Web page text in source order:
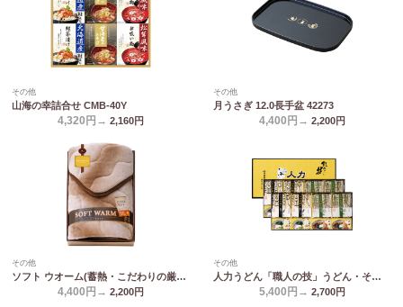
その他
山海の幸詰合せ CMB-40Y
4,320円→ 2,160円
その他
月うさぎ 12.0長手盆 42273
4,400円→ 2,200円
その他
ソフト ウオーム(蓄熱・こだわりの厳選) あったか遠赤 ソフト敷きパット 6440
4,400円→ 2,200円
その他
人力うどん「職人の技」うどん・そばセット JUS-EO
5,400円→ 2,700円